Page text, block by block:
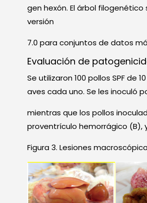
gen hexón. El árbol
versión
7.0 para conjuntos de datos
Evaluación de
Se utilizaron 100 pollos SPF
aves cada uno. Se les inoculó
mientras que los pollos
proventrículo hemorrágico (B),
Figura 3. Lesiones